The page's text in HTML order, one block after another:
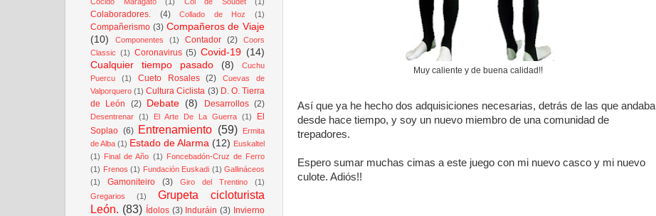
Muy caliente y de buena calidad!!
Así que ya he hecho dos adquisiciones necesarias, detrás de las que andaba
desde hace tiempo, y soy un nuevo miembro de una comunidad de
trepadores.
Espero sumar muchas cimas a este juego con mi nuevo casco y mi nuevo
culote. Adiós!!
Colaboradores. (4) Collado de Hoz (1)
Compañerismo (3) Compañeros de Viaje
(10)
Componentes (1) Contador (2)
Coors
Classic (1) Coronavirus (5) Covid-19 (14)
Cualquier tiempo pasado
(8)
Cuchu
Puercu
(1) Cueto Rosales (2)
Cuevas de
Valporquero (1) Cultura Ciclista (3) D. O. Tierra
de León
(2) Debate (8) Desarrollos (2)
Desentrenar (1) El Arte De La Guerra (1)
El
Soplao (6) Entrenamiento (59)
Ermita
de Alba (1) Estado de Alarma (12) Euskaltel
(1) Final de Año (1) Foncebadón-Cruz de Ferro
(1) Frenos (1) Fundación Euskadi (1) Gallináceos
(1)
Gamoniteiro (3) Giro del Trentino
(1)
Gregarios
(1)
Grupeta cicloturista
León. (83) Ídolos (3) Induráin (3) Invierno